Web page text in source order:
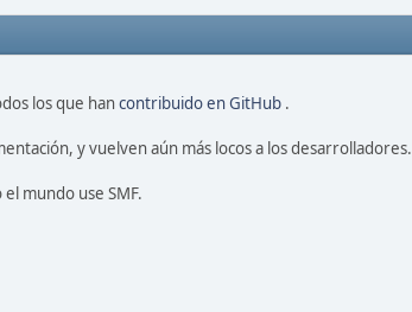
los que hancontribuido en GitHub .
y vuelven aún más locos a los desarrolladores.
mundo use SMF.